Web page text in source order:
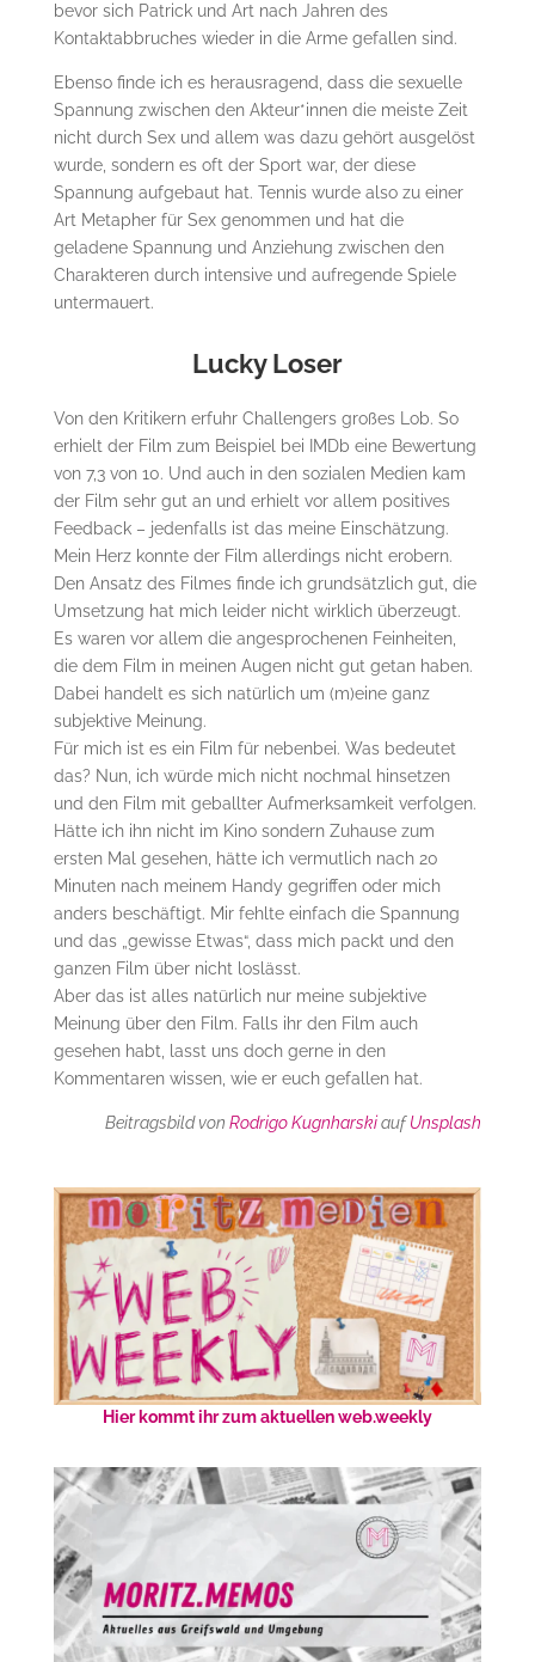
bevor sich Patrick und Art nach Jahren des
Kontaktabbruches wieder in die Arme gefallen sind.
Ebenso finde ich es herausragend, dass die sexuelle
Spannung zwischen den Akteur*innen die meiste Zeit
nicht durch Sex und allem was dazu gehört ausgelöst
wurde, sondern es oft der Sport war, der diese
Spannung aufgebaut hat. Tennis wurde also zu einer
Art Metapher für Sex genommen und hat die
geladene Spannung und Anziehung zwischen den
Charakteren durch intensive und aufregende Spiele
untermauert.
Lucky Loser
Von den Kritikern erfuhr Challengers großes Lob. So
erhielt der Film zum Beispiel bei IMDb eine Bewertung
von 7,3 von 10. Und auch in den sozialen Medien kam
der Film sehr gut an und erhielt vor allem positives
Feedback – jedenfalls ist das meine Einschätzung.
Mein Herz konnte der Film allerdings nicht erobern.
Den Ansatz des Filmes finde ich grundsätzlich gut, die
Umsetzung hat mich leider nicht wirklich überzeugt.
Es waren vor allem die angesprochenen Feinheiten,
die dem Film in meinen Augen nicht gut getan haben.
Dabei handelt es sich natürlich um (m)eine ganz
subjektive Meinung.
Für mich ist es ein Film für nebenbei. Was bedeutet
das? Nun, ich würde mich nicht nochmal hinsetzen
und den Film mit geballter Aufmerksamkeit verfolgen.
Hätte ich ihn nicht im Kino sondern Zuhause zum
ersten Mal gesehen, hätte ich vermutlich nach 20
Minuten nach meinem Handy gegriffen oder mich
anders beschäftigt. Mir fehlte einfach die Spannung
und das „gewisse Etwas“, dass mich packt und den
ganzen Film über nicht loslässt.
Aber das ist alles natürlich nur meine subjektive
Meinung über den Film. Falls ihr den Film auch
gesehen habt, lasst uns doch gerne in den
Kommentaren wissen, wie er euch gefallen hat.
Beitragsbild vonRodrigo KugnharskiaufUnsplash
Hier kommt ihr zum aktuellen web.weekly